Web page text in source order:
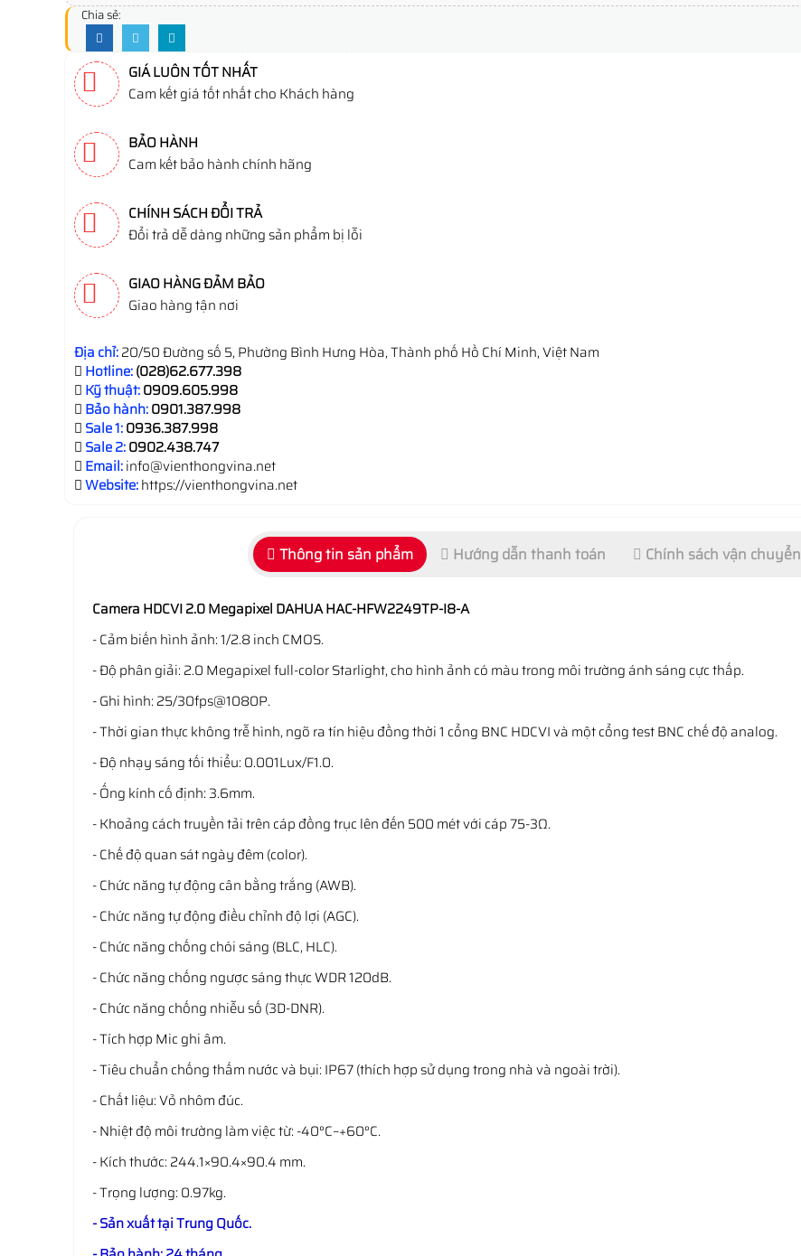
Chia sẻ:
GIÁ LUÔN TỐT NHẤT
Cam kết giá tốt nhất cho Khách hàng
BẢO HÀNH
Cam kết bảo hành chính hãng
CHÍNH SÁCH ĐỔI TRẢ
Đổi trả dễ dàng những sản phẩm bị lỗi
GIAO HÀNG ĐẢM BẢO
Giao hàng tận nơi
Địa chỉ:20/50 Đường số 5, Phường Bình Hưng Hòa, Thành phố Hồ Chí Minh, Việt Nam
Hotline:(028)62.677.398
Kỹ thuật:0909.605.998
Bảo hành:0901.387.998
Sale 1:0936.387.998
Sale 2:0902.438.747
Email:info@vienthongvina.net
Website:https://vienthongvina.net
Thông tin sản phẩm Hướng dẫn thanh toán Chính sách vận chuyển
Camera HDCVI 2.0 Megapixel DAHUA HAC-HFW2249TP-I8-A
- Cảm biến hình ảnh: 1/2.8 inch CMOS.
- Độ phân giải: 2.0 Megapixel full-color Starlight, cho hình ảnh có màu trong môi trường ánh sáng cực thấp.
- Ghi hình: 25/30fps@1080P.
- Thời gian thực không trễ hình, ngõ ra tín hiệu đồng thời 1 cổng BNC HDCVI và một cổng test BNC chế độ analog.
- Độ nhạy sáng tối thiểu: 0.001Lux/F1.0.
- Ống kính cố định: 3.6mm.
- Khoảng cách truyền tải trên cáp đồng trục lên đến 500 mét với cáp 75-3Ω.
- Chế độ quan sát ngày đêm (color).
- Chức năng tự động cân bằng trắng (AWB).
- Chức năng tự động điều chỉnh độ lợi (AGC).
- Chức năng chống chói sáng (BLC, HLC).
- Chức năng chống ngược sáng thực WDR 120dB.
- Chức năng chống nhiễu số (3D-DNR).
- Tích hợp Mic ghi âm.
- Tiêu chuẩn chống thấm nước và bụi: IP67 (thích hợp sử dụng trong nhà và ngoài trời).
- Chất liệu: Vỏ nhôm đúc.
- Nhiệt độ môi trường làm việc từ: -40°C~+60°C.
- Kích thước: 244.1×90.4×90.4 mm.
- Trọng lượng: 0.97kg.
- Sản xuất tại Trung Quốc.